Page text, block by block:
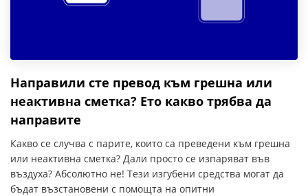
Направили сте превод към грешна или
неактивна сметка? Ето какво трябва да
направите
Какво се случва с парите, които са преведени към грешна
или неактивна сметка? Дали просто се изпаряват във
въздуха? Абсолютно не! Тези изгубени средства могат да
бъдат възстановени с помощта на опитни